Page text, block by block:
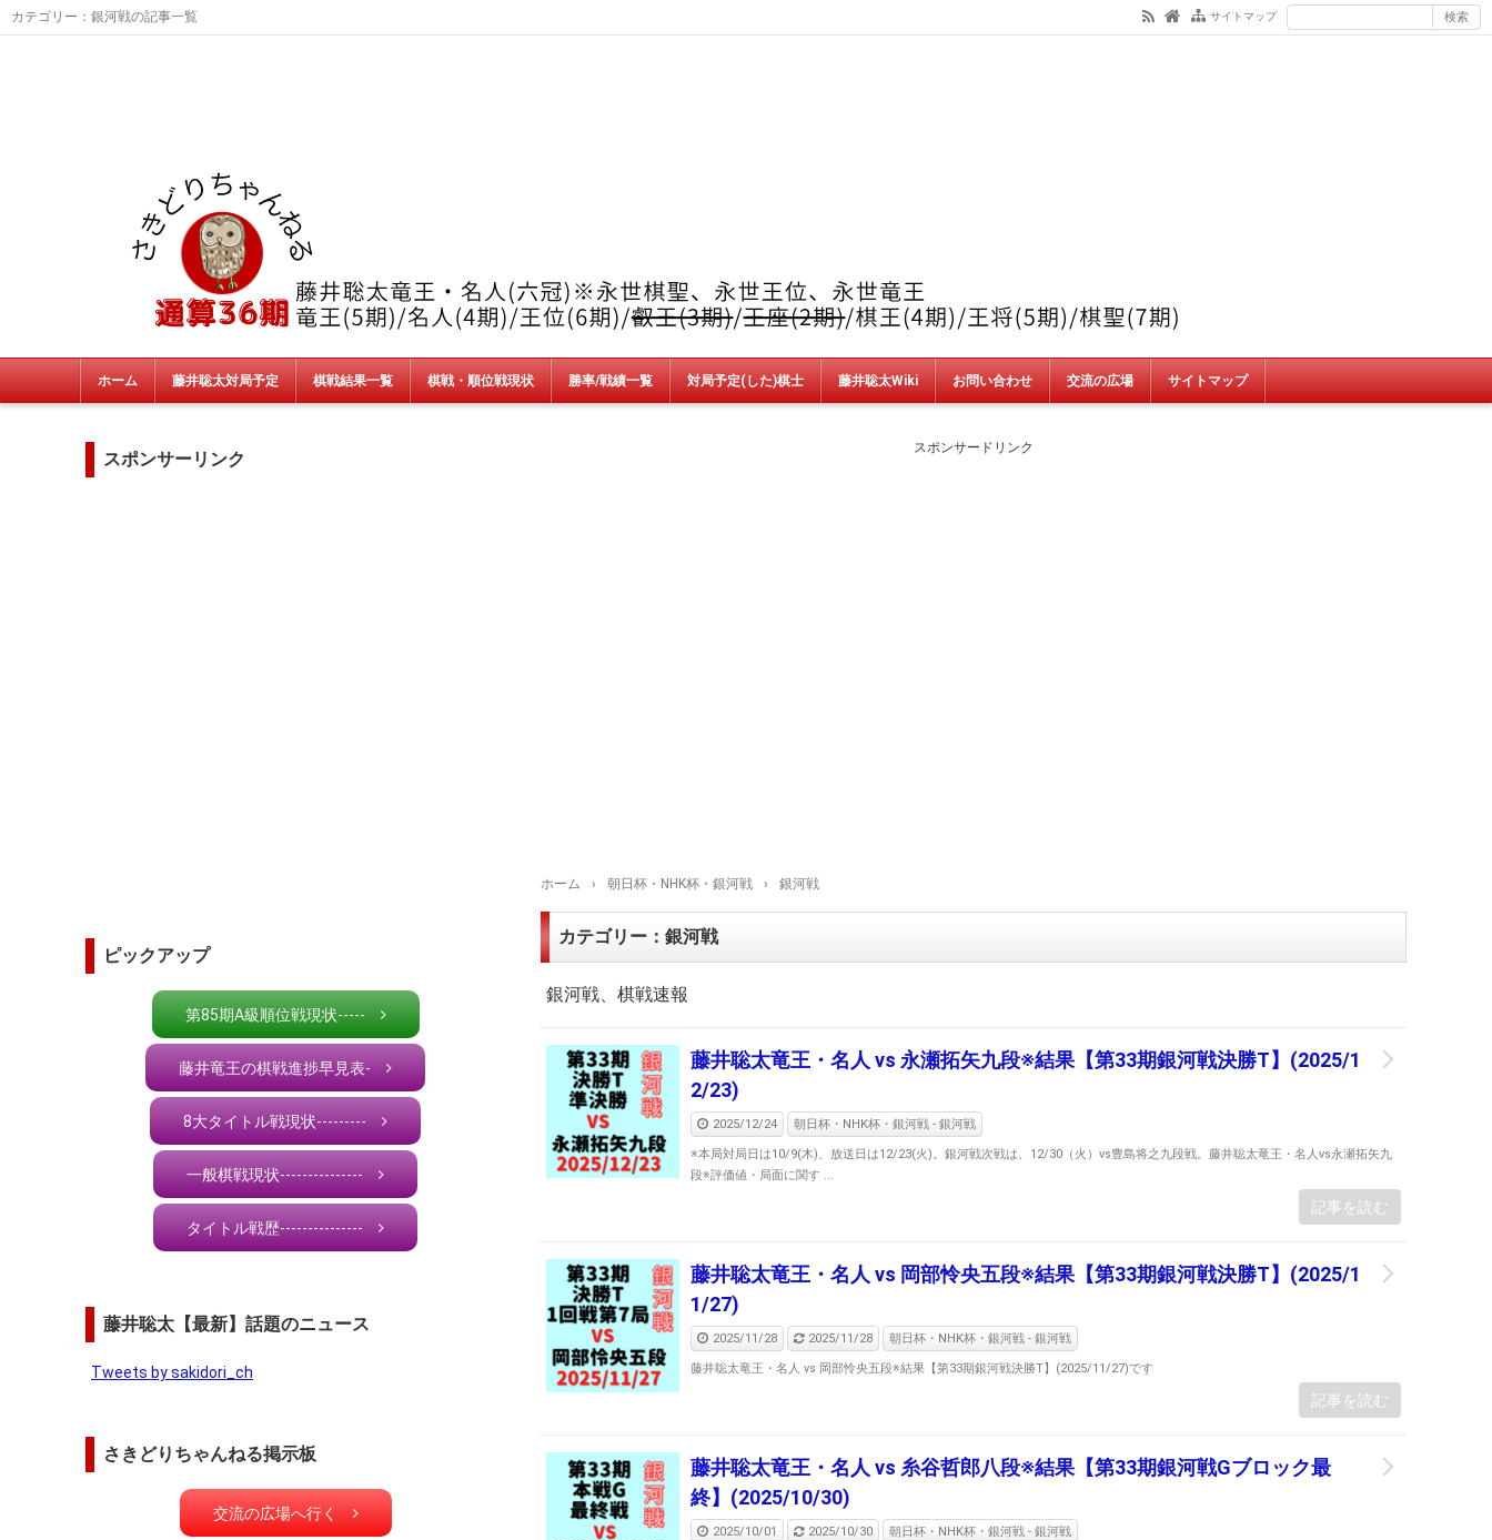
カテゴリー：銀河戦の記事一覧 サイトマップ
ホーム 藤井聡太対局予定 棋戦結果一覧 棋戦・順位戦現状 勝率/戦績一覧 対局予定(した)棋士 藤井聡太Wiki お問い合わせ 交流の広場 サイトマップ
スポンサードリンク
ホーム › 朝日杯・NHK杯・銀河戦 › 銀河戦
カテゴリー：銀河戦
銀河戦、棋戦速報
藤井聡太竜王・名人 vs 永瀬拓矢九段※結果【第33期銀河戦決勝T】(2025/1
2/23)
2025/12/24 朝日杯・NHK杯・銀河戦 - 銀河戦
※本局対局日は10/9(木)、放送日は12/23(火)。銀河戦次戦は、12/30（火）vs豊島将之九段戦。藤井聡太竜王・名人vs永瀬拓矢九
段※評価値・局面に関す ...
記事を読む
藤井聡太竜王・名人 vs 岡部怜央五段※結果【第33期銀河戦決勝T】(2025/1
1/27)
2025/11/28 2025/11/28 朝日杯・NHK杯・銀河戦 - 銀河戦
藤井聡太竜王・名人 vs 岡部怜央五段※結果【第33期銀河戦決勝T】(2025/11/27)です
記事を読む
藤井聡太竜王・名人 vs 糸谷哲郎八段※結果【第33期銀河戦Gブロック最
終】(2025/10/30)
2025/10/01 2025/10/30 朝日杯・NHK杯・銀河戦 - 銀河戦
スポンサーリンク
ピックアップ
第85期A級順位戦現状-----
藤井竜王の棋戦進捗早見表-
8大タイトル戦現状---------
一般棋戦現状---------------
タイトル戦歴---------------
藤井聡太【最新】話題のニュース
Tweets by sakidori_ch
さきどりちゃんねる掲示板
交流の広場へ行く